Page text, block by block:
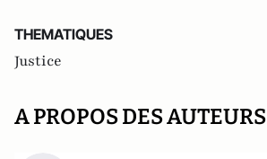
THEMATIQUES
Justice
A PROPOS DES AUTEURS